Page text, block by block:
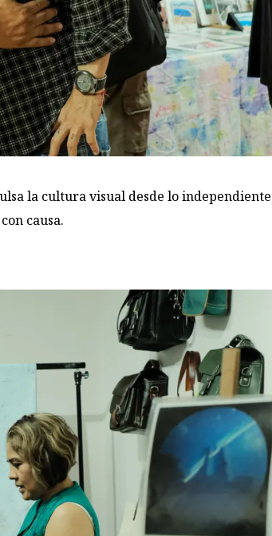
la cultura visual desde lo
causa.